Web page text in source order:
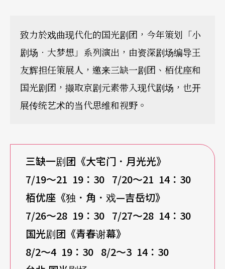
致力於戏曲现代化的国光剧团，今年策划「小
剧场．大梦想」系列演出，由资深剧场编导王
友辉担任策展人，邀来三缺一剧团、栢优座和
国光剧团，撷取京剧元素带入现代剧场，也开
展传统艺术的当代思维和视野。
三缺一剧团《大宅门．月光光》
7/19～21 19：30 7/20～21 14：30
栢优座《独．角．戏—吉岳切》
7/26～28 19：30 7/27～28 14：30
国光剧团《青春谢幕》
8/2～4 19：30 8/2～3 14：30